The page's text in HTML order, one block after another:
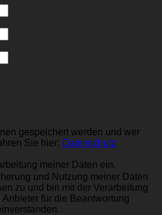
gespeichert werden und wer
Sie hier: Datenschutz
meiner Daten ein.
und Nutzung meiner Daten
zu und bin mit der Verarbeitung
für die Beantwortung